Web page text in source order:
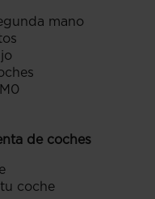
mano
de coches
coche